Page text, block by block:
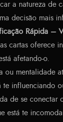
a natureza de
decisão mais
Rápida –
cartas oferece
afetando-o.
ou mentalidade
te influenciando
de se conectar
está te